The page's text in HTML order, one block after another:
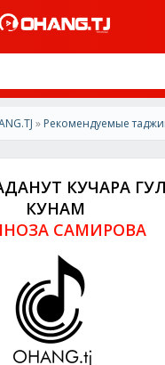
» Рекомендуемые
КУЧАРА
КУНАМ
САМИРОВА